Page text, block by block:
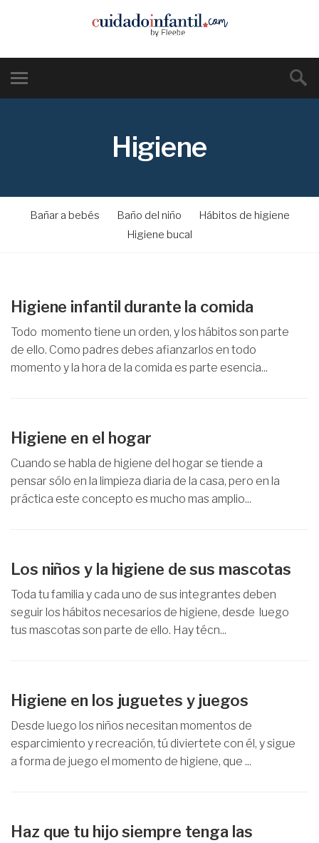
Higiene
Bañar a bebés Baño del niño
Hábitos de higiene
Higiene bucal
Higiene infantil durante la comida
Todo momento tiene un orden, y los hábitos son parte
de ello. Como padres debes afianzarlos en todo
momento y la hora de la comida es parte esencia...
Higiene en el hogar
Cuando se habla de higiene del hogar se tiende a
pensar sólo en la limpieza diaria de la casa, pero en la
práctica este concepto es mucho mas amplio...
Los niños y la higiene de sus mascotas
Toda tu familia y cada uno de sus integrantes deben
seguir los hábitos necesarios de higiene, desde luego
tus mascotas son parte de ello. Hay técn...
Higiene en los juguetes y juegos
Desde luego los niños necesitan momentos de
esparcimiento y recreación, tú diviertete con él, y sigue
a forma de juego el momento de higiene, que ...
Haz que tu hijo siempre tenga las